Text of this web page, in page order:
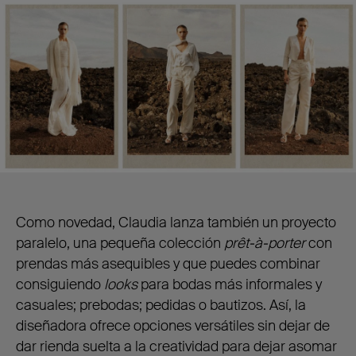
Como novedad, Claudia lanza también un proyecto
paralelo, una pequeña colección prêt-à-portercon
prendas más asequibles y que puedes combinar
consiguiendo lookspara bodas más informales y
casuales; prebodas; pedidas o bautizos. Así, la
diseñadora ofrece opciones versátiles sin dejar de
dar rienda suelta a la creatividad para dejar asomar